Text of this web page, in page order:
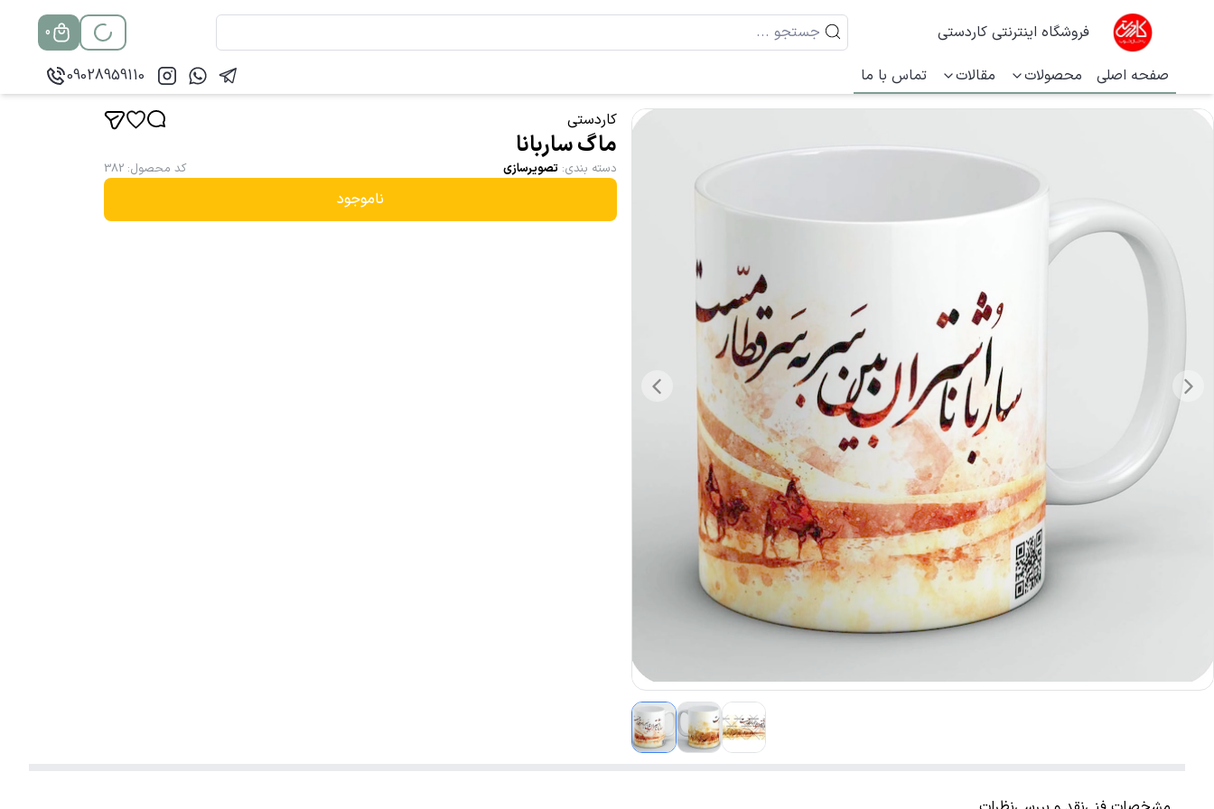
فروشگاه اینترنتی کاردستی 0
صفحه اصلی محصولات مقالات تماس با ما 09028959110
کاردستی
ماگ ساربانا
دسته بندی: تصویرسازی کد محصول:
382
ناموجود